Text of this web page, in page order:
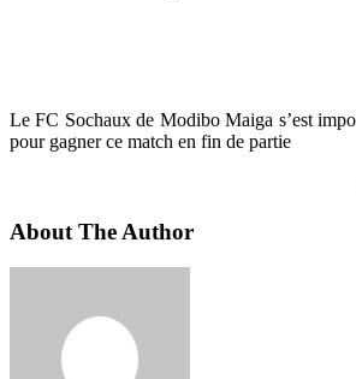
Le FC Sochaux de Modibo Maiga s’est
pour gagner ce match en fin de partie
About The Author